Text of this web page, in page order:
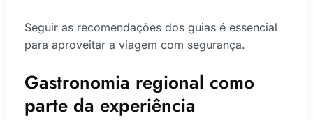
Seguir as recomendações dos guias é essencial
para aproveitar a viagem com segurança.
Gastronomia regional como
parte da experiência